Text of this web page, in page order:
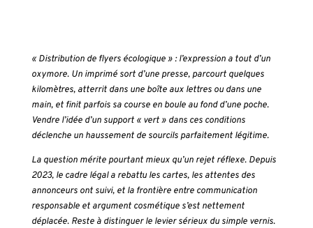
« Distribution de flyers écologique » : l’expression a tout d’un
oxymore. Un imprimé sort d’une presse, parcourt quelques
kilomètres, atterrit dans une boîte aux lettres ou dans une
main, et finit parfois sa course en boule au fond d’une poche.
Vendre l’idée d’un support « vert » dans ces conditions
déclenche un haussement de sourcils parfaitement légitime.
La question mérite pourtant mieux qu’un rejet réflexe. Depuis
2023, le cadre légal a rebattu les cartes, les attentes des
annonceurs ont suivi, et la frontière entre communication
responsable et argument cosmétique s’est nettement
déplacée. Reste à distinguer le levier sérieux du simple vernis.